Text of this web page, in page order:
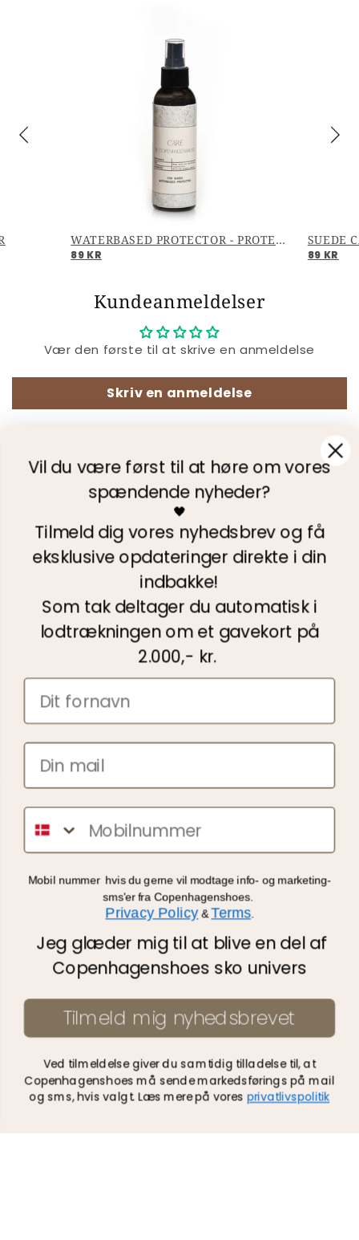
WATERBASED PROTECTOR - PROTECTOR
89 KR
SUEDE
89 KR
Kundeanmeldelser
Vær den første til at skrive en anmeldelse
Skriv en anmeldelse
Fri Fragt
+73.000 følgere
følg os på Instagram @copenhagenshoes
30 dages fuld returret
100% sikker shopping hos Copenhagenshoes
YouTubeTikTok
Copenhagen Shoes ApS
8660 Skanderborg
Danmark
CVR: 35465502
Kundeservice
Nyhedsbrev
Vigtig information
Om os
We Care
Privatlivspolitik
Vil du være først til at høre om vores
spændende nyheder?
🖤
Tilmeld dig vores nyhedsbrev og få
eksklusive opdateringer direkte i din
indbakke!
Som tak deltager du automatisk i
lodtrækningen om et gavekort på
2.000,- kr.
Sms
Mobil nummer hvis du gerne vil modtage info- og marketing-
sms'er fra Copenhagenshoes.
Privacy Policy&Terms.
Jeg glæder mig til at blive en del af
Copenhagenshoes sko univers
Tilmeld mig nyhedsbrevet
Ved tilmeldelse giver du samtidig tilladelse til, at
Copenhagenshoes må sende markedsførings på mail
og sms, hvis valgt. Læs mere på vores privatlivspolitik